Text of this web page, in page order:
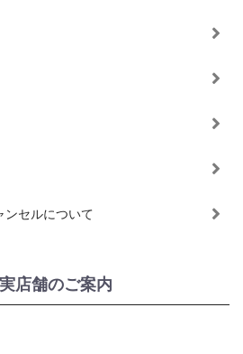
ンセルについて
実店舗のご案内